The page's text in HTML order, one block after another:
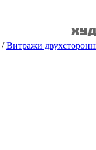
/Витражи